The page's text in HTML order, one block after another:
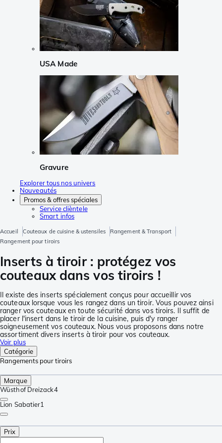
USA Made
Gravure
Explorer tous nos univers
Nouveautés
Promos & offres spéciales
Service clièntele
Smart infos
Accueil Couteaux de cuisine & ustensiles
Rangement & Transport
Rangement pour tiroirs
Inserts à tiroir : protégez vos
couteaux dans vos tiroirs !
Il existe des inserts spécialement conçus pour accueillir vos
couteaux lorsque vous les rangez dans un tiroir. Vous pouvez ainsi
ranger vos couteaux en toute sécurité dans vos tiroirs. Il suffit de
placer l'insert dans le tiroir de la cuisine, puis d'y ranger
soigneusement vos couteaux. Nous vous proposons dans notre
assortiment divers inserts à tiroir pour vos couteaux.
Voir plus
Catégorie
Rangements pour tiroirs
Marque
Wüsthof Dreizack4
Lion Sabatier1
Prix